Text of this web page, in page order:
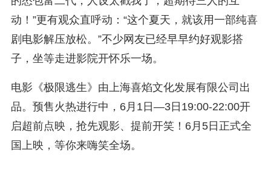
动！”更有观众直呼动：“这个夏天，就该用一部纯喜
剧电影解压放松。”不少网友已经早早约好观影搭
子，坐等走进影院开怀乐一场。
电影《极限逃生》由上海喜焰文化发展有限公司出
品。预售火热进行中，6月1日—3日19:00-22:00开
启超前点映，抢先观影、提前开笑！6月5日正式全
国上映，等你来嗨笑全场。